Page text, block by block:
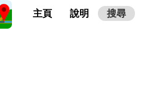
主頁 說明 搜尋